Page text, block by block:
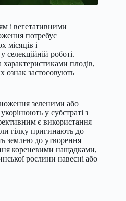
і вегетативними
потребує
місяців і
селекційній роботі.
характеристиками плодів,
ознак застосовують
зеленими або
у субстраті з
є використання
гілку пригинають до
землею до утворення
кореневими нащадками,
рослини навесні або